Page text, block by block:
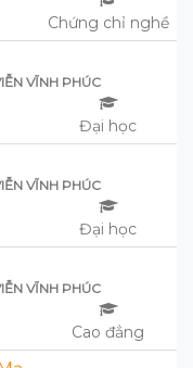
Chứng chỉ nghề
VĨNH PHÚC
Đại học
VĨNH PHÚC
Đại học
VĨNH PHÚC
Cao đẳng